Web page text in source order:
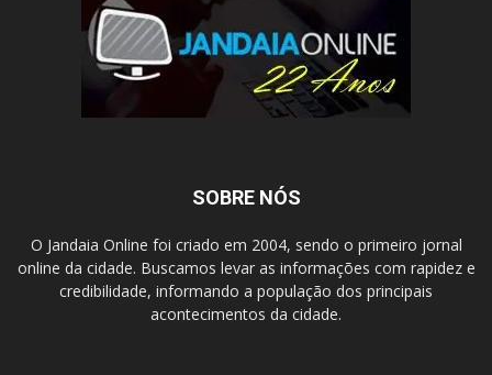
SOBRE NÓS
O Jandaia Online foi criado em 2004, sendo o primeiro jornal
online da cidade. Buscamos levar as informações com rapidez e
credibilidade, informando a população dos principais
acontecimentos da cidade.